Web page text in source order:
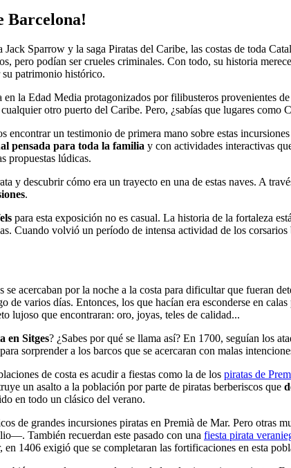
Barcelona!
Sparrow y la saga Piratas del Caribe, las costas de toda
pero podían ser crueles criminales. Con todo, su historia
patrimonio histórico.
en la Edad Media protagonizados por filibusteros provenientes
otro puerto del Caribe. Pero, ¿sabías que lugares como
encontrar un testimonio de primera mano sobre estas
pensada para toda la familia y con actividades interactivas
propuestas lúdicas.
y descubrir cómo era un trayecto en una de estas naves. A
.
para esta exposición no es casual. La historia de la fortaleza
Cuando volvió un período de intensa actividad de los
se acercaban por la noche a la costa para dificultar que fueran
de varios días. Entonces, los que hacían era esconderse en
lujoso que encontraran: oro, joyas, teles de calidad...
en Sitges? ¿Sabes por qué se llama así? En 1700, seguían los
sorprender a los barcos que se acercaran con malas
de costa es acudir a fiestas como la de los piratas de
un asalto a la población por parte de piratas berberiscos que
en todo un clásico del verano.
de grandes incursiones piratas en Premià de Mar. Pero otras
También recuerdan este pasado con una fiesta pirata
1406 exigió que se completaran las fortificaciones en esta